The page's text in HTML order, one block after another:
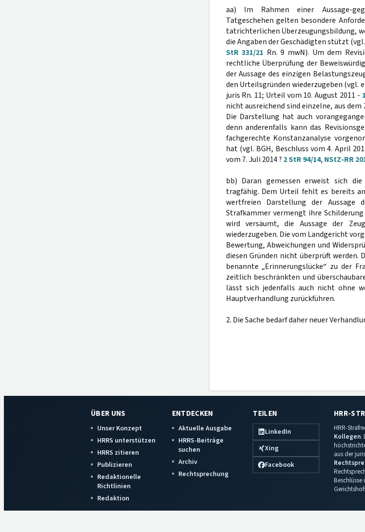
aa) Im Rahmen einer Aussage-
Tatgeschehen gelten besondere
tatrichterlichen Überzeugungsbildung,
die Angaben der Geschädigten stützt
StR 331/21 Rn. 9 mwN). Um dem
rechtliche Überprüfung der
der Aussage des einzigen
den Urteilsgründen wiederzugeben (vgl.
juris Rn. 11; Urteil vom 10. August 2011 -
nicht ausreichend sind einzelne, aus
Die Darstellung hat auch
denn anderenfalls kann das
fachgerechte Konstanzanalyse
hat (vgl. BGH, Beschluss vom 4. April
vom 7. Juli 2014 ? 2 StR 94/14, NStZ-RR
bb) Daran gemessen erweist sich
tragfähig. Dem Urteil fehlt es bereits
wertfreien Darstellung der Aussage
Strafkammer vermengt ihre
wird versäumt, die Aussage der
wiederzugeben. Die vom Landgericht
Bewertung, Abweichungen und
diesen Gründen nicht überprüft
benannte „Erinnerungslücke“ zu der
zeitlich beschränkten und
lässt sich jedenfalls auch nicht ohne
Hauptverhandlung zurückführen.
2. Die Sache bedarf daher neuer
ÜBER UNS
Unser Konzept
HRRS unterstützen
HRRS zitieren
Publizieren
Redaktionelle
Richtlinien
Redaktion
ENTDECKEN
Aktuelle Ausgabe
HRRS-Beiträge
suchen
Archiv
Rechtsprechung
TEILEN
LinkedIn
Xing
Facebook
HRR-
HRR-
Kollegen.
aus der